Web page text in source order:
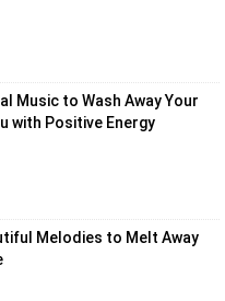
Music to Wash Away Your
with Positive Energy
Melodies to Melt Away